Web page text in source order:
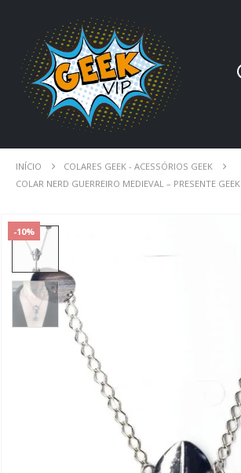
INÍCIO
COLARES GEEK - ACESSÓRIOS GEEK
COLAR NERD GUERREIRO MEDIEVAL – PRESENTE GEEK
-10%